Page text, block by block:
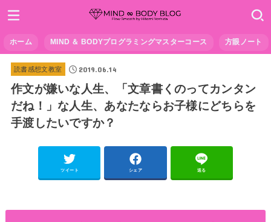
ホーム MIND ＆ BODYプログラミングマスターコース 方眼ノート
読書感想文教室 2019.06.14
作文が嫌いな人生、「文章書くのってカンタン
だね！」な人生、あなたならお子様にどちらを
手渡したいですか？
ツイート シェア 送る